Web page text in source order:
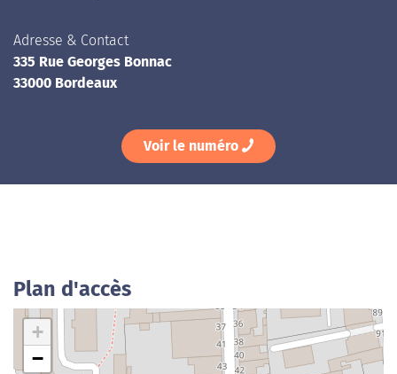
Adresse & Contact
335 Rue Georges Bonnac
33000 Bordeaux
Voir le numéro
Plan d'accès
+
−